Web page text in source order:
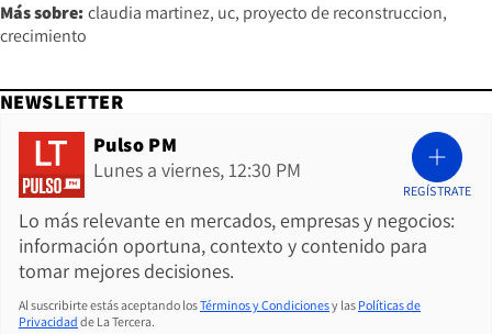
Más sobre: claudia martinez uc proyecto de reconstruccion
crecimiento
NEWSLETTER
Pulso PM
Lunes a viernes, 12:30 PM
Lo más relevante en mercados, empresas y negocios:
información oportuna, contexto y contenido para
tomar mejores decisiones.
REGÍSTRATE
Al suscribirte estás aceptando losTérminos y Condicionesy las Políticas de
Privacidad de La Tercera.